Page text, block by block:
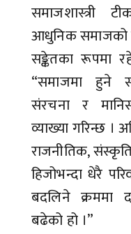
समाजशास्त्री
आधुनिक समाजको
सङ्केतका रूपमा
“समाजमा हुने
संरचना र
व्याख्या गरिन्छ ।
राजनीतिक,
हिजोभन्दा धेरै
बदलिने क्रममा
बढेको हो ।”